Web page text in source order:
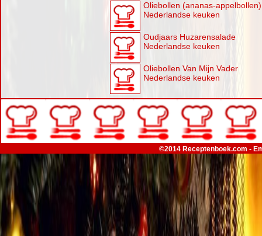
Oliebollen (ananas-appelbollen)
Nederlandse keuken
Oudjaars Huzarensalade
Nederlandse keuken
Oliebollen Van Mijn Vader
Nederlandse keuken
©2014 Receptenboek.com -